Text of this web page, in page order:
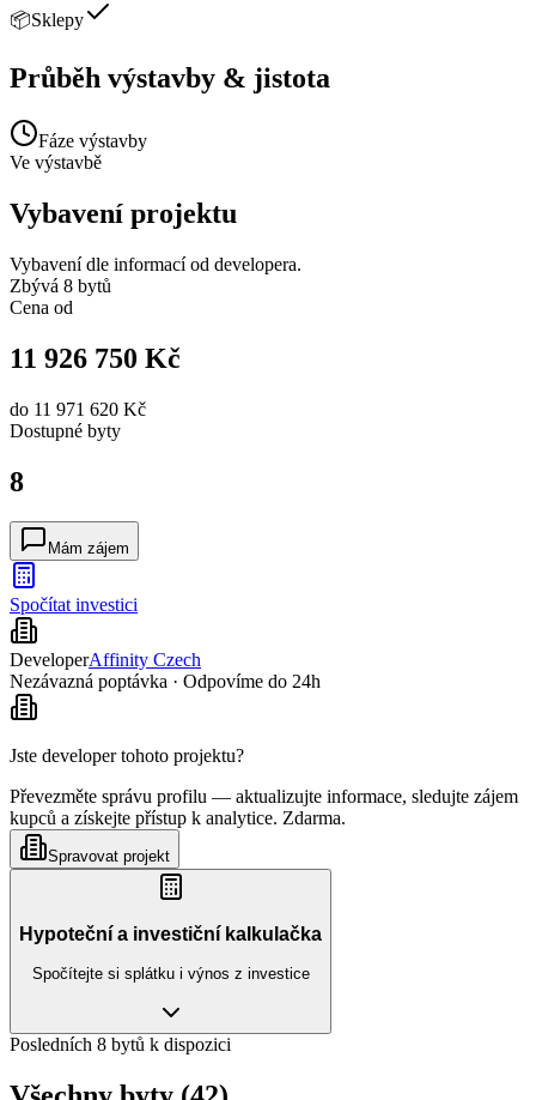
📦Sklepy
Průběh výstavby & jistota
Fáze výstavby
Ve výstavbě
Vybavení projektu
Vybavení dle informací od developera.
Zbývá 8 bytů
Cena od
11 926 750 Kč
do 11 971 620 Kč
Dostupné byty
8
Mám zájem
Spočítat investici
DeveloperAffinity Czech
Nezávazná poptávka · Odpovíme do 24h
Jste developer tohoto projektu?
Převezměte správu profilu — aktualizujte informace, sledujte zájem
kupců a získejte přístup k analytice. Zdarma.
Spravovat projekt
Hypoteční a investiční kalkulačka
Spočítejte si splátku i výnos z investice
Posledních 8 bytů k dispozici